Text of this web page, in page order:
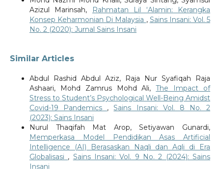
Azizul Marinsah,
Rahmatan Lil ‘Alamin: Kerangka
Konsep Keharmonian Di Malaysia , Sains Insani: Vol. 5
No. 2 (2020): Jurnal Sains Insani
Similar Articles
Abdul Rashid Abdul Aziz, Raja Nur Syafiqah Raja
Ashaari, Mohd Zamrus Mohd Ali,The Impact of
Stress to Student’s Psychological Well-Being Amidst
Covid-19 Pandemics ,Sains Insani: Vol. 8 No. 2
(2023): Sains Insani
Nurul Thaqifah Mat Arop, Setiyawan Gunardi,
Memperkasa Model Pendidikan Asas Artificial
Intelligence (AI) Berasaskan Naqli dan Aqli di Era
Globalisasi , Sains Insani: Vol. 9 No. 2 (2024): Sains
Insani